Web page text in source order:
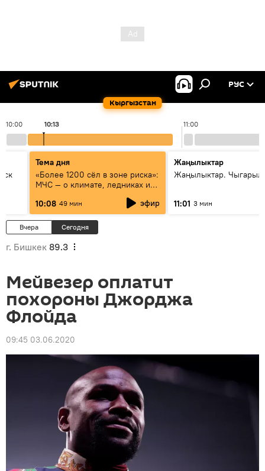
Кыргызстан
РУС
10:00 11:00
10:13
Тема дня
«Более 1200 сёл в зоне риска»:
МЧС — о климате, ледниках и
населения
10:08 49 мин эфир
Жаңылыктар
Жаңылыктар.
11:01 3 мин
Вчера Сегодня
г. Бишкек 89.3
Мейвезер оплатит
похороны Джорджа
Флойда
09:45 03.06.2020